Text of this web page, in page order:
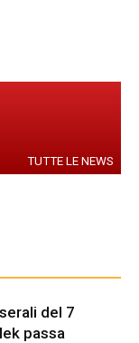
TUTTE LE NEWS
del 7
passa